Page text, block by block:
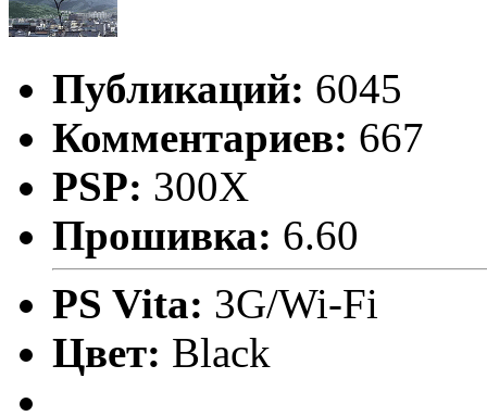
Публикаций: 6045
Комментариев: 667
PSP: 300X
Прошивка: 6.60
PS Vita: 3G/Wi-Fi
Цвет: Black